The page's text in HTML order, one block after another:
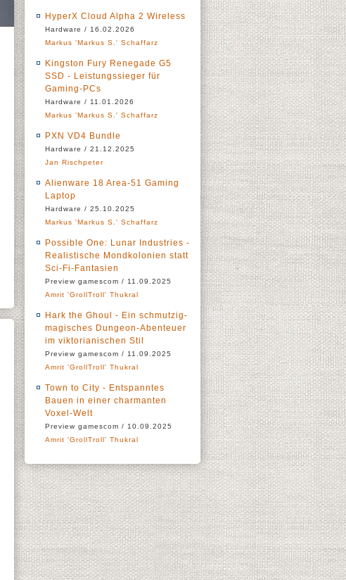
HyperX Cloud Alpha 2 Wireless
Hardware / 16.02.2026
Markus 'Markus S.' Schaffarz
Kingston Fury Renegade G5
SSD - Leistungssieger für
Gaming-PCs
Hardware / 11.01.2026
Markus 'Markus S.' Schaffarz
PXN VD4 Bundle
Hardware / 21.12.2025
Jan Rischpeter
Alienware 18 Area-51 Gaming
Laptop
Hardware / 25.10.2025
Markus 'Markus S.' Schaffarz
Possible One: Lunar Industries -
Realistische Mondkolonien statt
Sci-Fi-Fantasien
Preview gamescom / 11.09.2025
Amrit 'GrollTroll' Thukral
Hark the Ghoul - Ein schmutzig-
magisches Dungeon-Abenteuer
im viktorianischen Stil
Preview gamescom / 11.09.2025
Amrit 'GrollTroll' Thukral
Town to City - Entspanntes
Bauen in einer charmanten
Voxel-Welt
Preview gamescom / 10.09.2025
Amrit 'GrollTroll' Thukral